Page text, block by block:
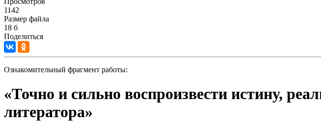
1142
Размер файла
18 б
Поделиться
Ознакомительный фрагмент работы:
«Точно и сильно воспроизвести истину,
литератора»